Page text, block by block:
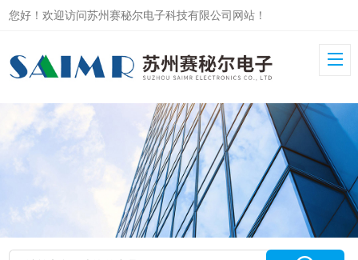
您好！欢迎访问苏州赛秘尔电子科技有限公司网站！